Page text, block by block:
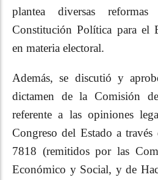
plantea diversas
Constitución Política para el
en materia electoral.
Además, se discutió y
dictamen de la Comisión
referente a las opiniones
Congreso del Estado a
7818 (remitidos por las
Económico y Social, y de